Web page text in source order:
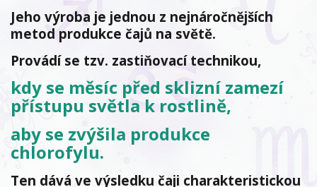
Jeho výroba je jednou z nejnáročnějších
metod produkce čajů na světě.
Provádí se tzv. zastiňovací technikou,
kdy se měsíc před sklizní zamezí
přístupu světla k rostlině,
aby se zvýšila produkce
chlorofylu.
Ten dává ve výsledku čaji charakteristickou